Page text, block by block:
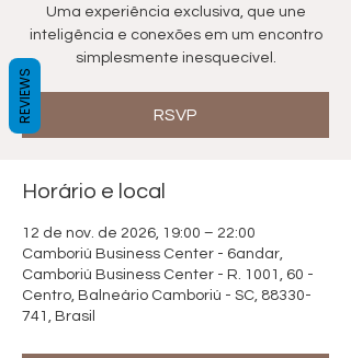
Uma experiência exclusiva, que une
inteligência e conexões em um encontro
simplesmente inesquecível.
RSVP
Horário e local
12 de nov. de 2026, 19:00 – 22:00
Camboriú Business Center - 6andar,
Camboriú Business Center - R. 1001, 60 -
Centro, Balneário Camboriú - SC, 88330-
741, Brasil
REVIEWS